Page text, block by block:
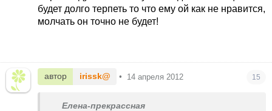
мужмк скажет: грудь маленькая,ноги
короткие,уши торчат - будете на пластике
будет долго терпеть то что ему ой как не нравится,
молчать он точно не будет!
автор irissk@ • 14 апреля 2012 15
Елена-прекрассная